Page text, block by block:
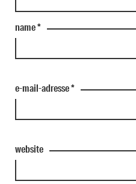
name*
e-mail-adresse*
website